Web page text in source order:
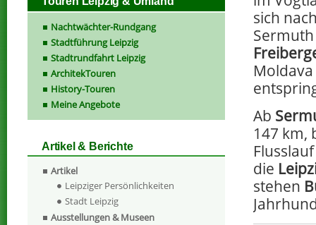
sich
Ab
147 km,
die
stehen
Nachtwächter-Rundgang
Stadtführung Leipzig
Stadtrundfahrt Leipzig
ArchitekTouren
History-Touren
Meine Angebote
Artikel & Berichte
Artikel
Leipziger Persönlichkeiten
Stadt Leipzig
Ausstellungen & Museen